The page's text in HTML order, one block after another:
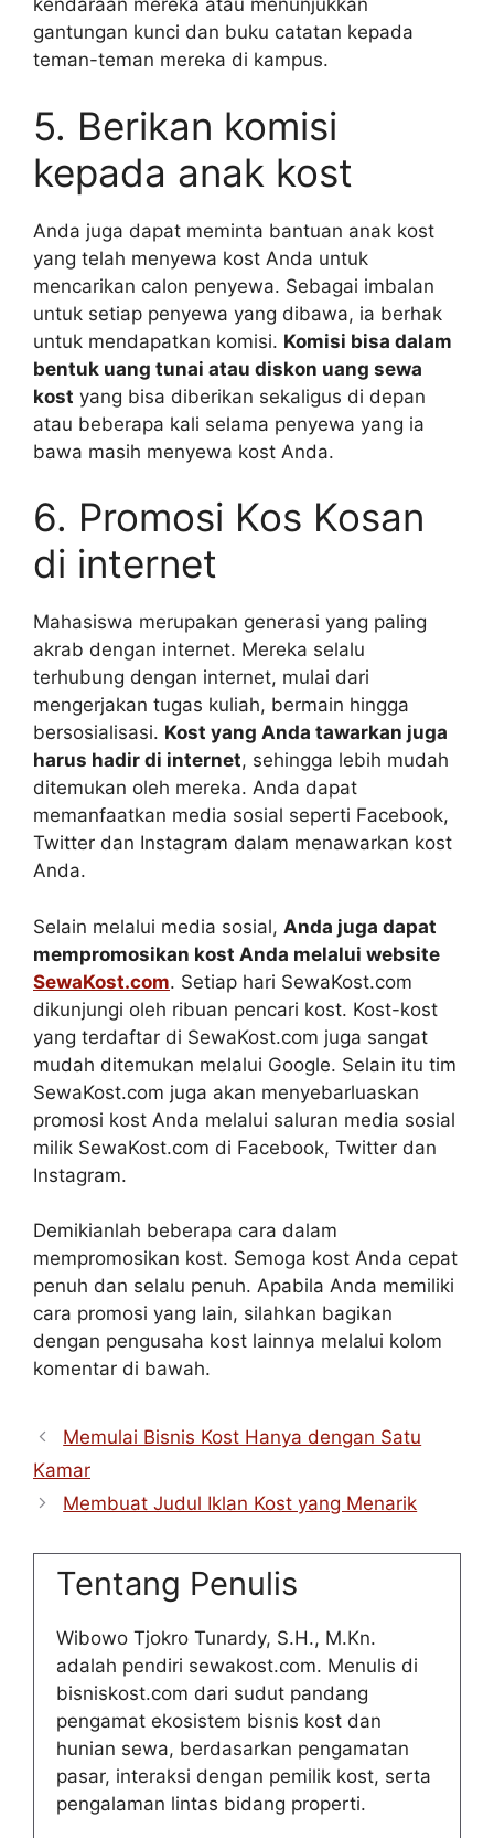
kendaraan mereka atau menunjukkan
gantungan kunci dan buku catatan kepada
teman-teman mereka di kampus.
5. Berikan komisi
kepada anak kost
Anda juga dapat meminta bantuan anak kost
yang telah menyewa kost Anda untuk
mencarikan calon penyewa. Sebagai imbalan
untuk setiap penyewa yang dibawa, ia berhak
untuk mendapatkan komisi. Komisi bisa dalam
bentuk uang tunai atau diskon uang sewa
kost yang bisa diberikan sekaligus di depan
atau beberapa kali selama penyewa yang ia
bawa masih menyewa kost Anda.
6. Promosi Kos Kosan
di internet
Mahasiswa merupakan generasi yang paling
akrab dengan internet. Mereka selalu
terhubung dengan internet, mulai dari
mengerjakan tugas kuliah, bermain hingga
bersosialisasi. Kost yang Anda tawarkan juga
harus hadir di internet, sehingga lebih mudah
ditemukan oleh mereka. Anda dapat
memanfaatkan media sosial seperti Facebook,
Twitter dan Instagram dalam menawarkan kost
Anda.
Selain melalui media sosial, Anda juga dapat
mempromosikan kost Anda melalui website
SewaKost.com. Setiap hari SewaKost.com
dikunjungi oleh ribuan pencari kost. Kost-kost
yang terdaftar di SewaKost.com juga sangat
mudah ditemukan melalui Google. Selain itu tim
SewaKost.com juga akan menyebarluaskan
promosi kost Anda melalui saluran media sosial
milik SewaKost.com di Facebook, Twitter dan
Instagram.
Demikianlah beberapa cara dalam
mempromosikan kost. Semoga kost Anda cepat
penuh dan selalu penuh. Apabila Anda memiliki
cara promosi yang lain, silahkan bagikan
dengan pengusaha kost lainnya melalui kolom
komentar di bawah.
Memulai Bisnis Kost Hanya dengan Satu
Kamar
Membuat Judul Iklan Kost yang Menarik
Tentang Penulis
Wibowo Tjokro Tunardy, S.H., M.Kn.
adalah pendiri sewakost.com. Menulis di
bisniskost.com dari sudut pandang
pengamat ekosistem bisnis kost dan
hunian sewa, berdasarkan pengamatan
pasar, interaksi dengan pemilik kost, serta
pengalaman lintas bidang properti.